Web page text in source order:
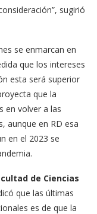
sugirió
se enmarcan en
que los intereses
esta será superior
que la
en volver a las
aunque en RD esa
en el 2023 se
de Ciencias
que las últimas
es de que la